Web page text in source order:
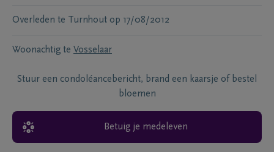
Overleden te Turnhout op 17/08/2012
Woonachtig te Vosselaar
Stuur een condoléancebericht, brand een kaarsje of bestel
bloemen
Betuig je medeleven